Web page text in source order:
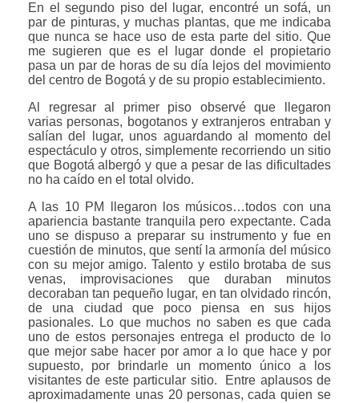
En el segundo piso del lugar, encontré un sofá, un
par de pinturas, y muchas plantas, que me indicaba
que nunca se hace uso de esta parte del sitio. Que
me sugieren que es el lugar donde el propietario
pasa un par de horas de su día lejos del movimiento
del centro de Bogotá y de su propio establecimiento.
Al regresar al primer piso observé que llegaron
varias personas, bogotanos y extranjeros entraban y
salían del lugar, unos aguardando al momento del
espectáculo y otros, simplemente recorriendo un sitio
que Bogotá albergó y que a pesar de las dificultades
no ha caído en el total olvido.
A las 10 PM llegaron los músicos…todos con una
apariencia bastante tranquila pero expectante. Cada
uno se dispuso a preparar su instrumento y fue en
cuestión de minutos, que sentí la armonía del músico
con su mejor amigo. Talento y estilo brotaba de sus
venas, improvisaciones que duraban minutos
decoraban tan pequeño lugar, en tan olvidado rincón,
de una ciudad que poco piensa en sus hijos
pasionales. Lo que muchos no saben es que cada
uno de estos personajes entrega el producto de lo
que mejor sabe hacer por amor a lo que hace y por
supuesto, por brindarle un momento único a los
visitantes de este particular sitio. Entre aplausos de
aproximadamente unas 20 personas, cada quien se